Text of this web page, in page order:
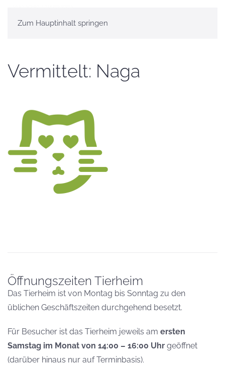
Zum Hauptinhalt springen
Vermittelt: Naga
Öffnungszeiten Tierheim
Das Tierheim ist von Montag bis Sonntag zu den
üblichen Geschäftszeiten durchgehend besetzt.
Für Besucher ist das Tierheim jeweils am ersten
Samstag im Monat von 14:00 – 16:00 Uhr geöffnet
(darüber hinaus nur auf Terminbasis).